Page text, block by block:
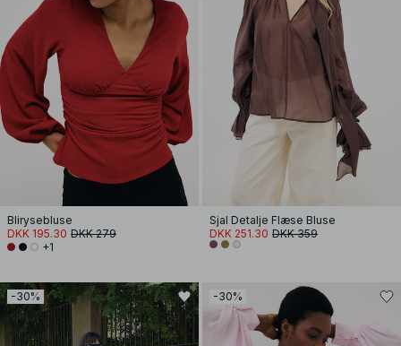
Blirysebluse
DKK 195.30 DKK 279
+1
Sjal Detalje Flæse Bluse
DKK 251.30 DKK 359
-30% -30%